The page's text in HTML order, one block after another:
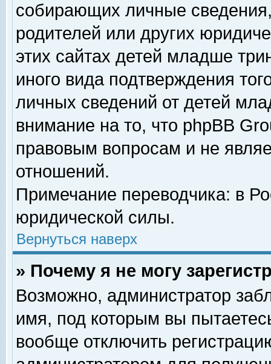
собирающих личные
родителей или других
этих сайтах детей младше
иного вида подтверждения
личных сведений от детей
внимание на то, что phpBB
правовым вопросам и не
отношений.
Примечание переводчика: в
юридической силы.
Вернуться наверх
» Почему я не могу
Возможно, администратор
имя, под которым вы
вообще отключить